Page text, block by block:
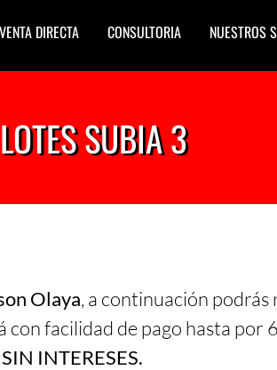
VENTA DIRECTA CONSULTORIA NUESTROS
LOTES SUBIA 3
Olaya, a continuación
facilidad de pago hasta por
SIN INTERESES.